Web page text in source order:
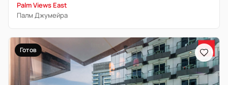
Palm Views East
Палм Джумейра
Готов